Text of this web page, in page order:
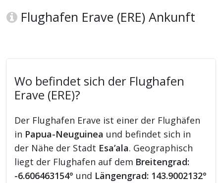
Flughafen Erave (ERE) Ankunft
Wo befindet sich der Flughafen
Erave (ERE)?
Der Flughafen Erave ist einer der Flughäfen
in Papua-Neuguinea und befindet sich in
der Nähe der Stadt Esa’ala. Geographisch
liegt der Flughafen auf dem Breitengrad:
-6.606463154° und Längengrad: 143.9002132°